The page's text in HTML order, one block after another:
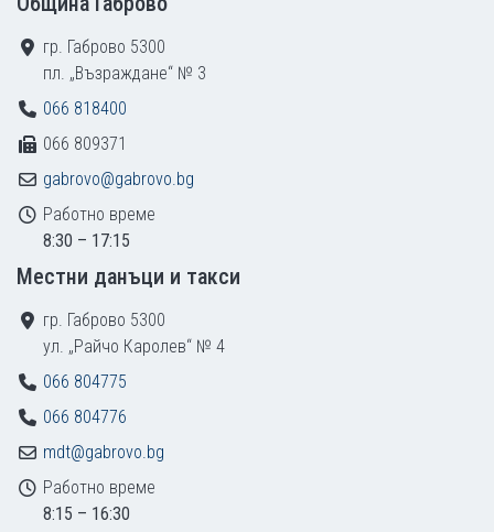
гр. Габрово 5300
пл. „Възраждане“ № 3
066 818400
066 809371
gabrovo@gabrovo.bg
Работно време
8:30 – 17:15
Местни данъци и такси
гр. Габрово 5300
ул. „Райчо Каролев“ № 4
066 804775
066 804776
mdt@gabrovo.bg
Работно време
8:15 – 16:30